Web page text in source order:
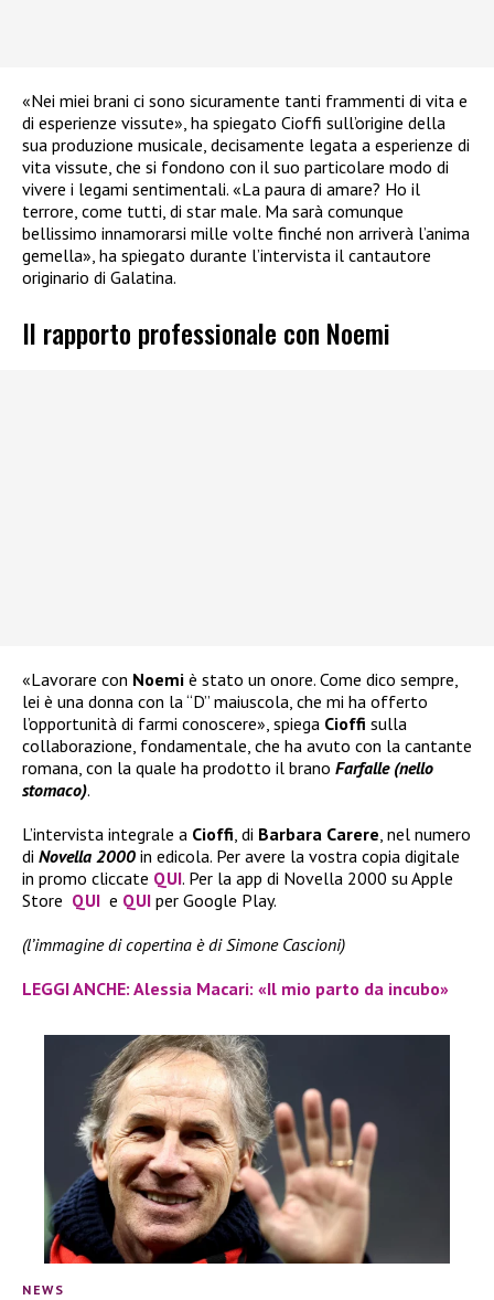
«Nei miei brani ci sono sicuramente tanti frammenti di vita e
di esperienze vissute», ha spiegato Cioffi sull’origine della
sua produzione musicale, decisamente legata a esperienze di
vita vissute, che si fondono con il suo particolare modo di
vivere i legami sentimentali. «La paura di amare? Ho il
terrore, come tutti, di star male. Ma sarà comunque
bellissimo innamorarsi mille volte finché non arriverà l’anima
gemella», ha spiegato durante l’intervista il cantautore
originario di Galatina.
Il rapporto professionale con Noemi
«Lavorare con Noemi è stato un onore. Come dico sempre,
lei è una donna con la “D” maiuscola, che mi ha offerto
l’opportunità di farmi conoscere», spiega Cioffi sulla
collaborazione, fondamentale, che ha avuto con la cantante
romana, con la quale ha prodotto il brano Farfalle (nello
stomaco).
L’intervista integrale a Cioffi, di Barbara Carere, nel numero
di Novella 2000 in edicola. Per avere la vostra copia digitale
in promo cliccate QUI. Per la app di Novella 2000 su Apple
Store QUI e QUI per Google Play.
(l’immagine di copertina è di Simone Cascioni)
LEGGI ANCHE: Alessia Macari: «Il mio parto da incubo»
NEWS